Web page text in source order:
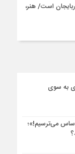
است/ هنر،
به سوی
ساس می‌ترسیم!»؛